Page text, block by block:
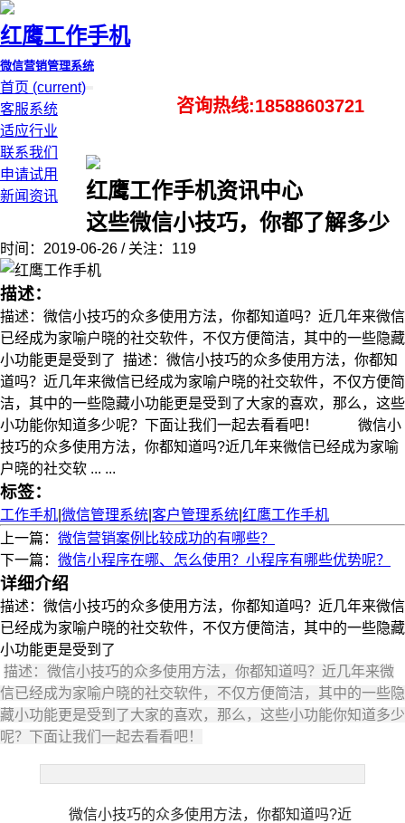
红鹰工作手机
微信营销管理系统
首页 (current)
客服系统
适应行业
联系我们
申请试用
新闻资讯
咨询热线:18588603721
红鹰工作手机资讯中心
这些微信小技巧，你都了解多少
时间：2019-06-26 / 关注：119
描述：
描述：微信小技巧的众多使用方法，你都知道吗？近几年来微信
已经成为家喻户晓的社交软件，不仅方便简洁，其中的一些隐藏
小功能更是受到了 描述：微信小技巧的众多使用方法，你都知
道吗？近几年来微信已经成为家喻户晓的社交软件，不仅方便简
洁，其中的一些隐藏小功能更是受到了大家的喜欢，那么，这些
小功能你知道多少呢？下面让我们一起去看看吧！ 微信小
技巧的众多使用方法，你都知道吗?近几年来微信已经成为家喻
户晓的社交软 ... ...
标签：
工作手机 微信管理系统 客户管理系统 红鹰工作手机
上一篇： 微信营销案例比较成功的有哪些？
下一篇： 微信小程序在哪、怎么使用？小程序有哪些优势呢？
详细介绍
描述：微信小技巧的众多使用方法，你都知道吗？近几年来微信
已经成为家喻户晓的社交软件，不仅方便简洁，其中的一些隐藏
小功能更是受到了
描述：微信小技巧的众多使用方法，你都知道吗？近几年来微
信已经成为家喻户晓的社交软件，不仅方便简洁，其中的一些隐
藏小功能更是受到了大家的喜欢，那么，这些小功能你知道多少
呢？下面让我们一起去看看吧！
微信小技巧的众多使用方法，你都知道吗?近